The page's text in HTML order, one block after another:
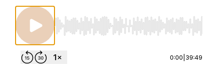
Use Left/Right to seek, Home/End to jump
0:00 39:49